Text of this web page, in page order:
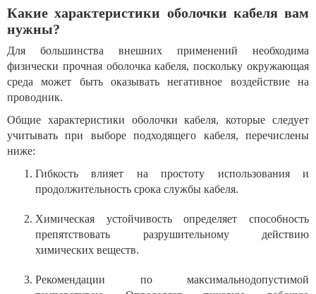
Какие характеристики оболочки кабеля вам
нужны?
Для большинства внешних применений необходима
физически прочная оболочка кабеля, поскольку окружающая
среда может быть оказывать негативное воздействие на
проводник.
Общие характеристики оболочки кабеля, которые следует
учитывать при выборе подходящего кабеля, перечислены
ниже:
Гибкость влияет на простоту использования и
продолжительность срока службы кабеля.
Химическая устойчивость определяет способность
препятствовать разрушительному действию
химических веществ.
Рекомендации по максимальнодопустимой